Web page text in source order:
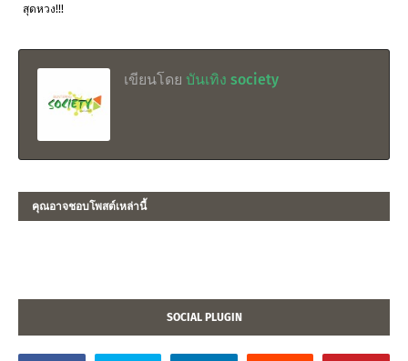
สุดหวง!!!
เขียนโดย บันเทิง society
คุณอาจชอบโพสต์เหล่านี้
SOCIAL PLUGIN